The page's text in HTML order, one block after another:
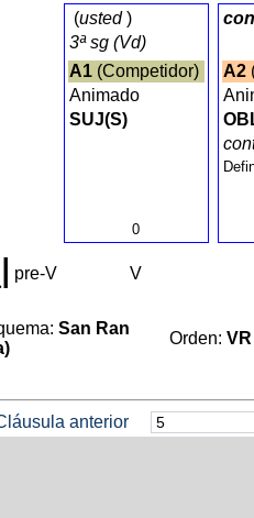
(usted)
3ª sg (Vd)
A1(Competidor)
Animado
SUJ(S)
0
A2
pre-V V
San Ran
Orden: VR
anterior